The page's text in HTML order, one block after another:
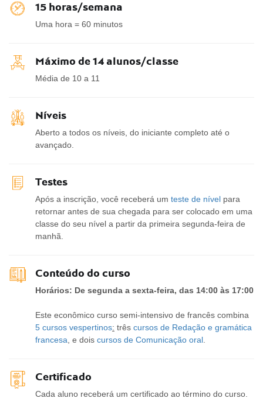
15 horas/semana
Uma hora = 60 minutos
Máximo de 14 alunos/classe
Média de 10 a 11
Níveis
Aberto a todos os níveis, do iniciante completo até o
avançado.
Testes
Após a inscrição, você receberá um teste de nível para
retornar antes de sua chegada para ser colocado em uma
classe do seu nível a partir da primeira segunda-feira de
manhã.
Conteúdo do curso
Horários: De segunda a sexta-feira, das 14:00 às 17:00
Este econômico curso semi-intensivo de francês combina
5 cursos vespertinos: três cursos de Redação e gramática
francesa , e dois cursos de Comunicação oral
Certificado
Cada aluno receberá um certificado ao término do curso.